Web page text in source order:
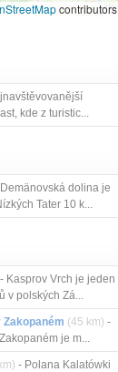
contributors
kde z turistic...
dolina je
Tater 10 k...
- Kasprov Vrch je jeden
v polských Zá...
Zakopaném (45 km) -
je m...
- Polana Kalatówki